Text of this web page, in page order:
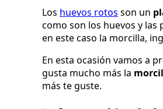
Los huevos rotos son un
como son los huevos y
en este caso la morcilla,
En esta ocasión vamos a
gusta mucho más la
más te guste.